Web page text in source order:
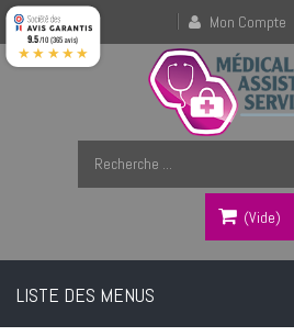
Mon Compte
(vide)
LISTE DES MENUS
9.5/10 (365 avis)
★★★★★